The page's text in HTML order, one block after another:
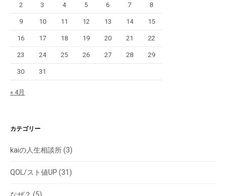
« 4月
2 3 4 5 6 7 8
9 10 11 12 13 14 15
16 17 18 19 20 21 22
23 24 25 26 27 28 29
30 31
カテゴリー
kaiの人生相談所(3)
QOL/スト値UP (31)
なぜ？ (5)